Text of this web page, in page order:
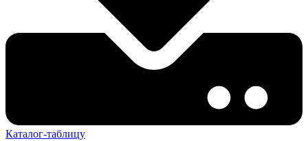
Каталог-таблицу